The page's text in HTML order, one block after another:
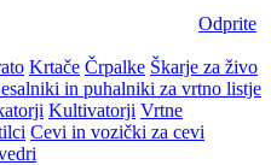
Odprite
Krtače Črpalke Škarje za živo
in puhalniki za vrtno listje
Kultivatorji Vrtne
Cevi in vozički za cevi